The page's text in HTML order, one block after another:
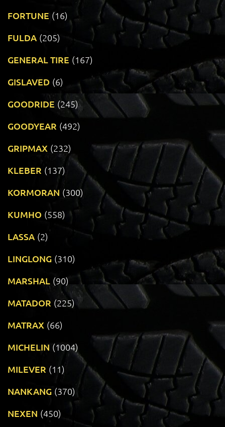
FORTUNE (16)
FULDA (205)
GENERAL TIRE (167)
GISLAVED (6)
GOODRIDE (245)
GOODYEAR (492)
GRIPMAX (232)
KLEBER (137)
KORMORAN (300)
KUMHO (558)
LASSA (2)
LINGLONG (310)
MARSHAL (90)
MATADOR (225)
MATRAX (66)
MICHELIN (1004)
MILEVER (11)
NANKANG (370)
NEXEN (450)